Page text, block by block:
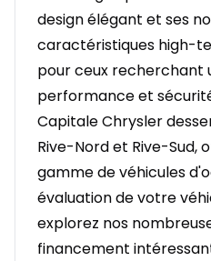
design élégant et ses
caractéristiques high-
pour ceux recherchant
performance et
Capitale Chrysler
Rive-Nord et Rive-Sud,
gamme de véhicules
évaluation de votre
explorez nos
financement